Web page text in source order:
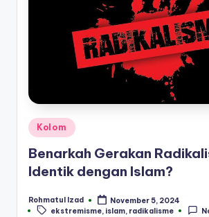
Posted
in
Kolom
Benarkah Gerakan
Identik dengan Islam?
Posted
by
Rohmatul Izad November 5, 2024
Tags:
ekstremisme, islam, radikalisme